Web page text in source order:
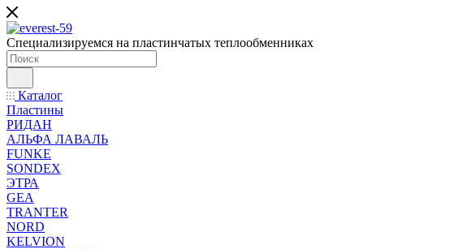
Специализируемся на пластинчатых теплообменниках
Каталог
Пластины
РИДАН
АЛЬФА ЛАВАЛЬ
FUNKE
SONDEX
ЭТРА
GEA
TRANTER
NORD
KELVION